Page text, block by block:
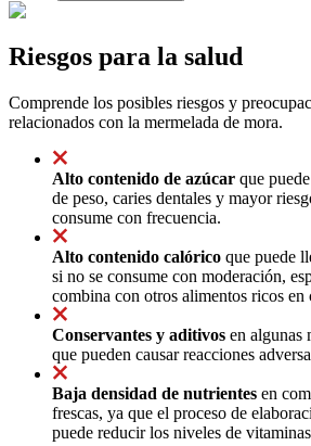
Riesgos para la salud
Comprende los posibles riesgos y
relacionados con la mermelada de mora.
Alto contenido de azúcar que
de peso, caries dentales y mayor
consume con frecuencia.
Alto contenido calórico que puede
si no se consume con moderación,
combina con otros alimentos ricos en
Conservantes y aditivos en algunas
que pueden causar reacciones
Baja densidad de nutrientes en
frescas, ya que el proceso de
puede reducir los niveles de